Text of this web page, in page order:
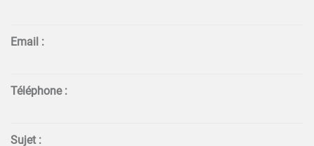
Email :
Téléphone :
Sujet :